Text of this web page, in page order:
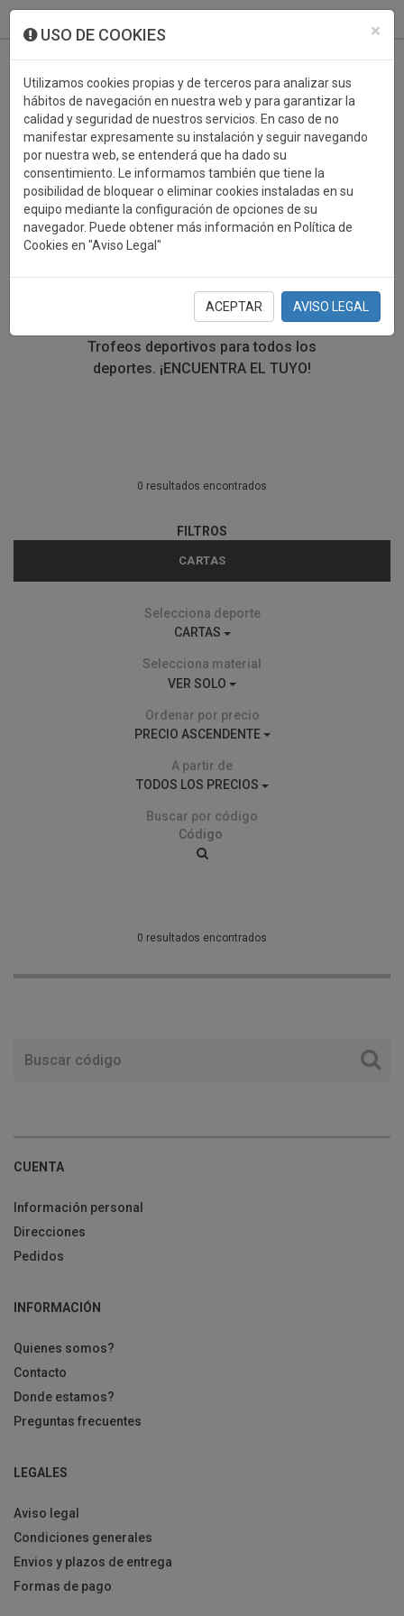
×
USO DE COOKIES
Utilizamos cookies propias y de terceros para analizar sus
hábitos de navegación en nuestra web y para garantizar la
calidad y seguridad de nuestros servicios. En caso de no
manifestar expresamente su instalación y seguir navegando
por nuestra web, se entenderá que ha dado su
consentimiento. Le informamos también que tiene la
posibilidad de bloquear o eliminar cookies instaladas en su
equipo mediante la configuración de opciones de su
navegador. Puede obtener más información en Política de
Cookies en "Aviso Legal"
ACEPTAR AVISO LEGAL
TROFEOS DEPORTIVOS
CARTAS
En esta sección encontrarás una gran variedad de
trofeos deportivos. Define tu búsqueda mediante los
filtros por deporte, material y precio del trofeo.
Trofeos deportivos para todos los
deportes. ¡ENCUENTRA EL TUYO!
0 resultados encontrados
FILTROS
CARTAS
Selecciona deporte
CARTAS
Selecciona material
VER SOLO
Ordenar por precio
PRECIO ASCENDENTE
A partir de
TODOS LOS PRECIOS
Buscar por código
0 resultados encontrados
CUENTA
Información personal
Direcciones
Pedidos
INFORMACIÓN
Quienes somos?
Contacto
Donde estamos?
Preguntas frecuentes
LEGALES
Aviso legal
Condiciones generales
Envios y plazos de entrega
Formas de pago